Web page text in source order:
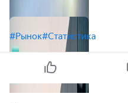
#Рынок#Статистика